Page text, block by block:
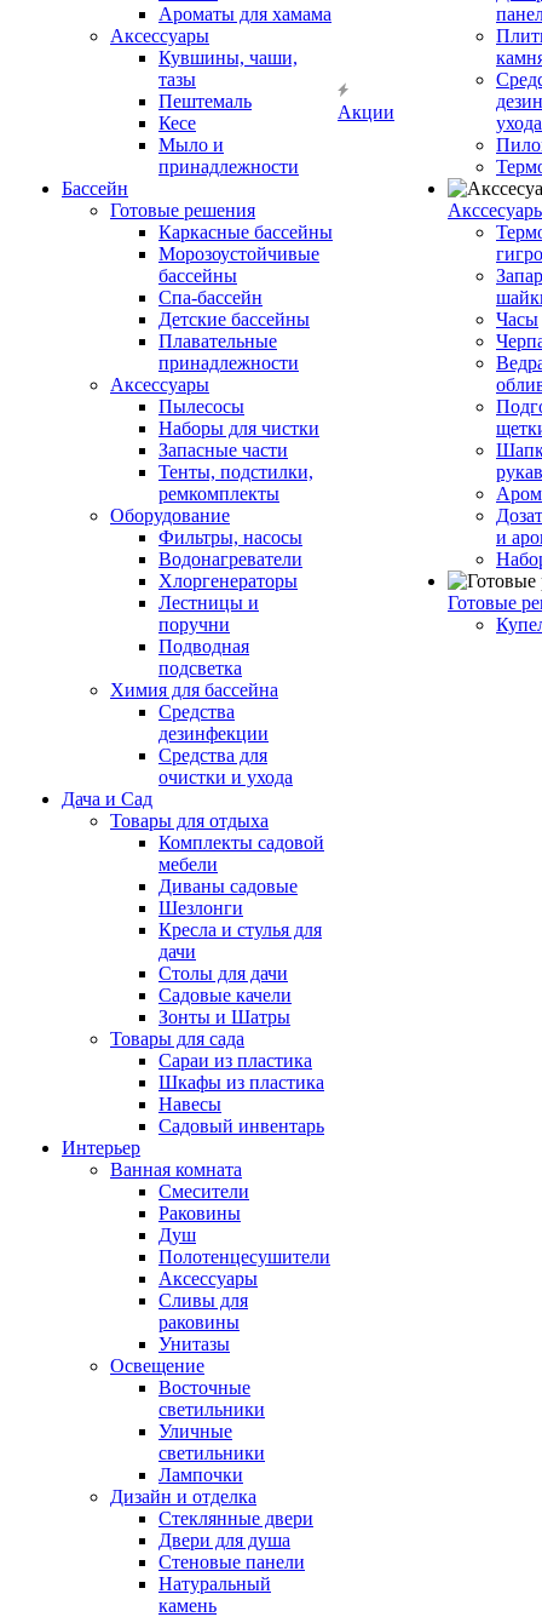
Ароматы для хамама
Аксессуары
Кувшины, чаши,
тазы
Пештемаль
Кесе
Мыло и
принадлежности
Бассейн
Готовые решения
Каркасные бассейны
Морозоустойчивые
бассейны
Спа-бассейн
Детские бассейны
Плавательные
принадлежности
Аксессуары
Пылесосы
Наборы для чистки
Запасные части
Тенты, подстилки,
ремкомплекты
Оборудование
Фильтры, насосы
Водонагреватели
Хлоргенераторы
Лестницы и
поручни
Подводная
подсветка
Химия для бассейна
Средства
дезинфекции
Средства для
очистки и ухода
Дача и Сад
Товары для отдыха
Комплекты садовой
мебели
Диваны садовые
Шезлонги
Кресла и стулья для
дачи
Столы для дачи
Садовые качели
Зонты и Шатры
Товары для сада
Сараи из пластика
Шкафы из пластика
Навесы
Садовый инвентарь
Интерьер
Ванная комната
Смесители
Раковины
Душ
Полотенцесушители
Аксессуары
Сливы для
раковины
Унитазы
Освещение
Восточные
светильники
Уличные
светильники
Лампочки
Дизайн и отделка
Стеклянные двери
Двери для душа
Стеновые панели
Натуральный
камень
Акции
ухода
Часы
и
Готовые